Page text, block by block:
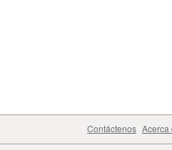
Contáctenos Acerca